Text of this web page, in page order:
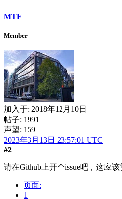
MTF
Member
加入于: 2018年12月10日
帖子: 1991
声望: 159
2023年3月13日 23:57:01 UTC
#2
请在Github上开个issue吧，这应该
页面:
1